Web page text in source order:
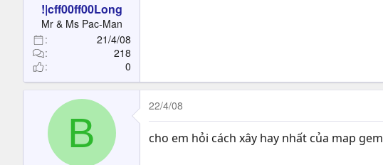
!|cff00ff00Long
Mr & Ms Pac-Man
21/4/08
218
0
B
22/4/08
cho em hỏi cách xây hay nhất của map gem